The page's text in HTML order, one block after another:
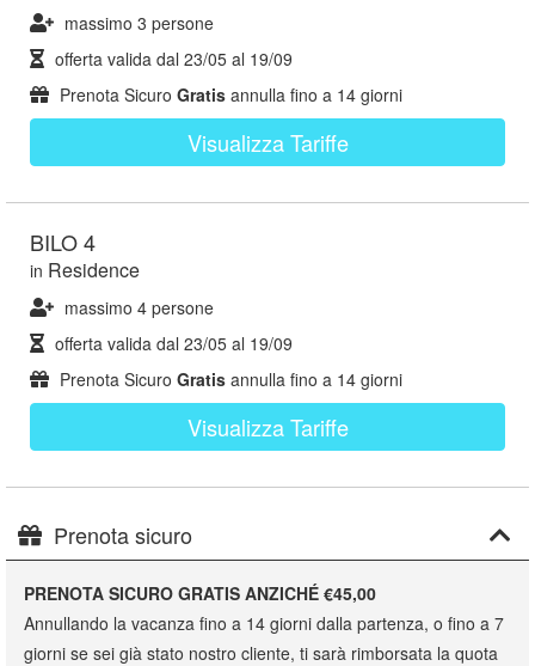
massimo 3 persone
offerta valida dal 23/05 al 19/09
Prenota Sicuro Gratis annulla fino a 14 giorni
Visualizza Tariffe
BILO 4
in Residence
massimo 4 persone
offerta valida dal 23/05 al 19/09
Prenota Sicuro Gratis annulla fino a 14 giorni
Visualizza Tariffe
Prenota sicuro
PRENOTA SICURO GRATIS ANZICHÉ €45,00
Annullando la vacanza fino a 14 giorni dalla partenza, o fino a 7
giorni se sei già stato nostro cliente, ti sarà rimborsata la quota